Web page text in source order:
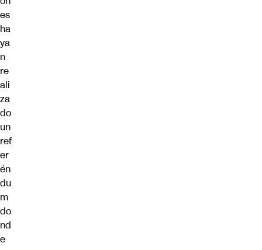
es
ha
ya
n
re
ali
za
do
un
ref
er
én
du
m
do
nd
e